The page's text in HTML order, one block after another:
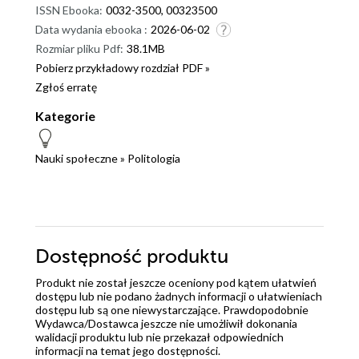
ISSN Ebooka: 0032-3500, 00323500
Data wydania ebooka : 2026-06-02
Rozmiar pliku Pdf: 38.1MB
Pobierz przykładowy rozdział PDF »
Zgłoś erratę
Kategorie
Nauki społeczne» Politologia
Dostępność produktu
Produkt nie został jeszcze oceniony pod kątem ułatwień
dostępu lub nie podano żadnych informacji o ułatwieniach
dostępu lub są one niewystarczające. Prawdopodobnie
Wydawca/Dostawca jeszcze nie umożliwił dokonania
walidacji produktu lub nie przekazał odpowiednich
informacji na temat jego dostępności.